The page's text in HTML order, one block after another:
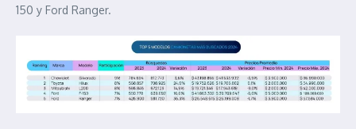
150 y Ford Ranger.